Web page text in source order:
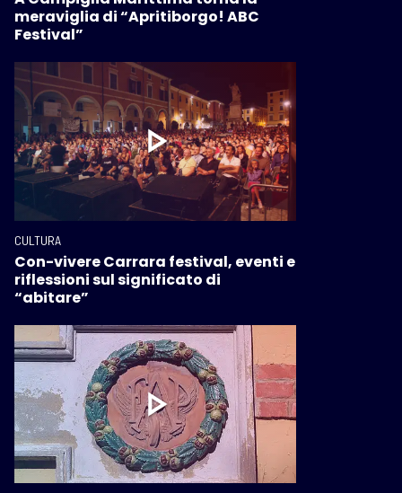
meraviglia di “Apritiborgo! ABC
Festival”
CULTURA
Con-vivere Carrara festival, eventi e
riflessioni sul significato di
“abitare”